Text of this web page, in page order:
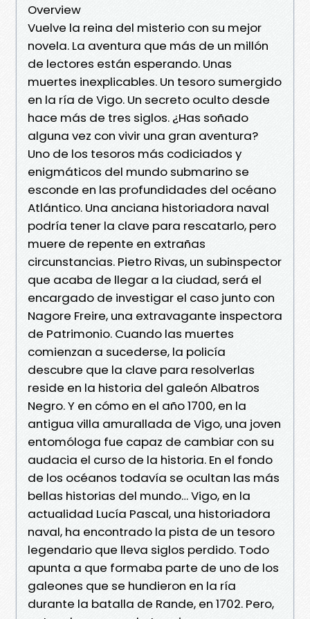
Overview
Vuelve la reina del misterio con su mejor
novela. La aventura que más de un millón
de lectores están esperando. Unas
muertes inexplicables. Un tesoro sumergido
en la ría de Vigo. Un secreto oculto desde
hace más de tres siglos. ¿Has soñado
alguna vez con vivir una gran aventura?
Uno de los tesoros más codiciados y
enigmáticos del mundo submarino se
esconde en las profundidades del océano
Atlántico. Una anciana historiadora naval
podría tener la clave para rescatarlo, pero
muere de repente en extrañas
circunstancias. Pietro Rivas, un subinspector
que acaba de llegar a la ciudad, será el
encargado de investigar el caso junto con
Nagore Freire, una extravagante inspectora
de Patrimonio. Cuando las muertes
comienzan a sucederse, la policía
descubre que la clave para resolverlas
reside en la historia del galeón Albatros
Negro. Y en cómo en el año 1700, en la
antigua villa amurallada de Vigo, una joven
entomóloga fue capaz de cambiar con su
audacia el curso de la historia. En el fondo
de los océanos todavía se ocultan las más
bellas historias del mundo… Vigo, en la
actualidad Lucía Pascal, una historiadora
naval, ha encontrado la pista de un tesoro
legendario que lleva siglos perdido. Todo
apunta a que formaba parte de uno de los
galeones que se hundieron en la ría
durante la batalla de Rande, en 1702. Pero,